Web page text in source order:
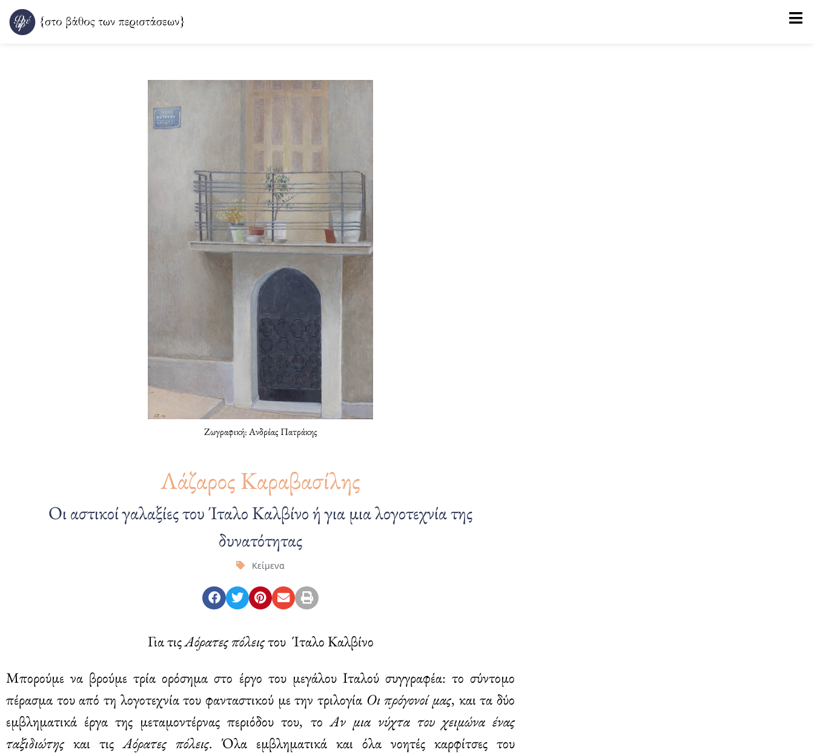
Μετάβαση
στο
Ζωγραφική: Ανδρέας Πατράκης
Λάζαρος Καραβασίλης
Οι αστικοί γαλαξίες του Ίταλο Καλβίνο ή για μια λογοτεχνία της
δυνατότητας
Κείμενα
Για τιςΑόρατες πόλειςτου Ίταλο Καλβίνο
Μπορούμε να βρούμε τρία ορόσημα στο έργο του μεγάλου Ιταλού συγγραφέα: το σύντομο
πέρασμα του από τη λογοτεχνία του φανταστικού με την τριλογία Οι πρόγονοίμας, και τα δύο
εμβληματικά έργα της μεταμοντέρνας περιόδου του, τοΑν μια νύχτα του χειμώνα ένας
ταξιδιώτηςκαι τιςΑόρατες πόλεις. Όλα εμβληματικά και όλα νοητές καρφίτσες του